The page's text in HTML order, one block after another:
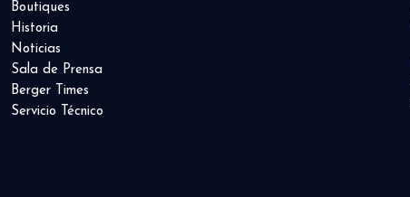
Boutiques
Historia
Noticias
Sala de Prensa
Berger Times
Servicio Técnico